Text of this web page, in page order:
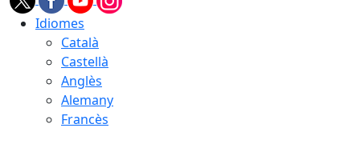
Idiomes
Català
Castellà
Anglès
Alemany
Francès